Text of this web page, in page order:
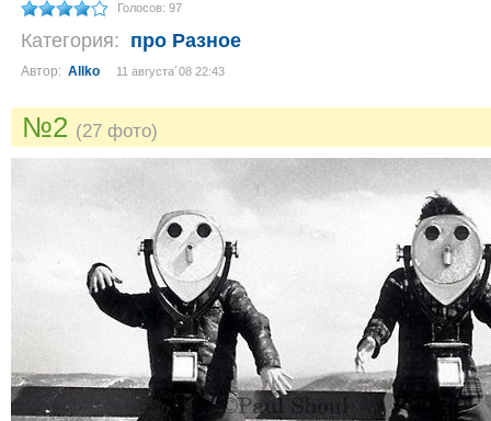
Голосов: 97
Категория: про Разное
Автор: Allko 11 августа´08 22:43
№2 (27 фото)